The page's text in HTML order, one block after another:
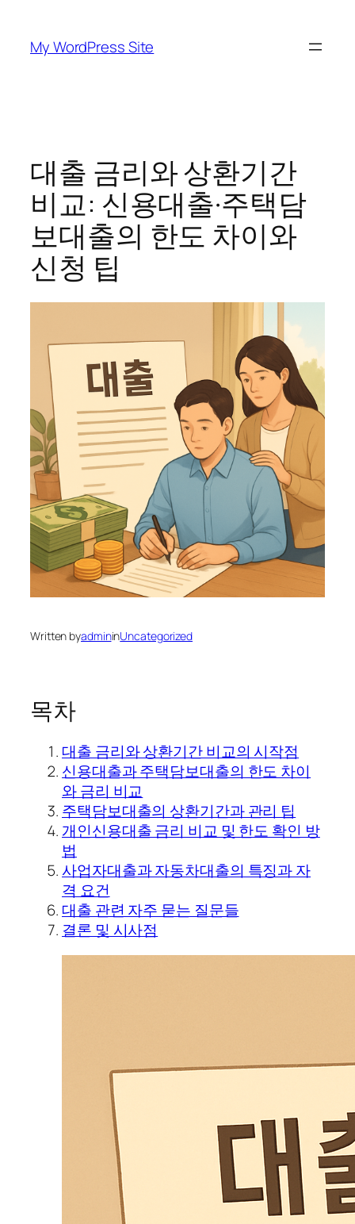
content
My WordPress Site
대출 금리와 상환기간
비교: 신용대출·주택담
보대출의 한도 차이와
신청 팁
Written byadmininUncategorized
목차
대출 금리와 상환기간 비교의 시작점
신용대출과 주택담보대출의 한도 차이
와 금리 비교
주택담보대출의 상환기간과 관리 팁
개인신용대출 금리 비교 및 한도 확인 방
법
사업자대출과 자동차대출의 특징과 자
격 요건
대출 관련 자주 묻는 질문들
결론 및 시사점